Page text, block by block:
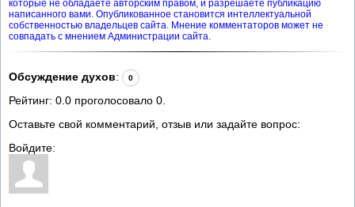
которые не обладаете авторским правом, и разрешаете публикацию
написанного вами. Опубликованное становится интеллектуальной
собственностью владельцев сайта. Мнение комментаторов может не
совпадать с мнением Администрации сайта.
Обсуждение духов: 0
Рейтинг: 0.0 проголосовало 0
Оставьте свой комментарий, отзыв или задайте вопрос:
Войдите: